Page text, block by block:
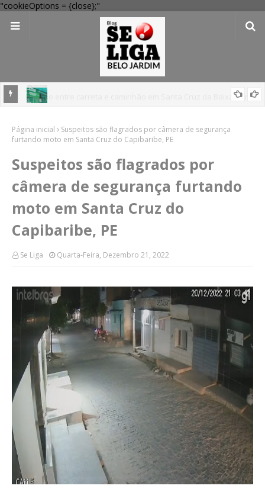
"cookieOptions = {close};"
compras
Página inicial
Suspeitos são flagrados por câmera de segurança
furtando moto em Santa Cruz do Capibaribe, PE
Suspeitos são flagrados por
câmera de segurança furtando
moto em Santa Cruz do
Capibaribe, PE
Se Liga Quarta-Feira, Dezembro 21, 2022